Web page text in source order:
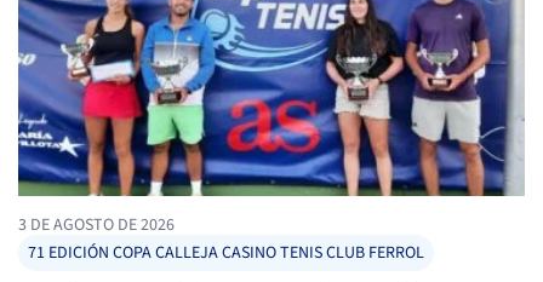
3 DE AGOSTO DE 2026
71 EDICIÓN COPA CALLEJA CASINO TENIS CLUB FERROL